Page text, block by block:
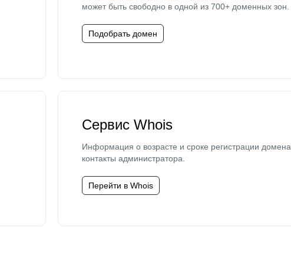
может быть свободно в одной из 700+ доменных зон.
Подобрать домен
Сервис Whois
Информация о возрасте и сроке регистрации домена,
контакты администратора.
Перейти в Whois